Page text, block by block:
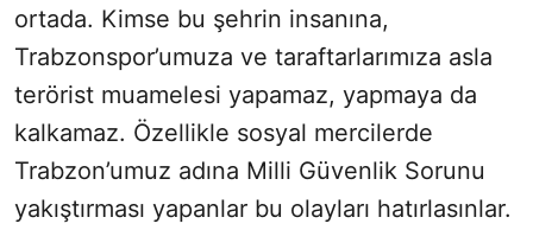
ortada. Kimse bu şehrin insanına,
Trabzonspor’umuza ve taraftarlarımıza asla
terörist muamelesi yapamaz, yapmaya da
kalkamaz. Özellikle sosyal mercilerde
Trabzon’umuz adına Milli Güvenlik Sorunu
yakıştırması yapanlar bu olayları hatırlasınlar.